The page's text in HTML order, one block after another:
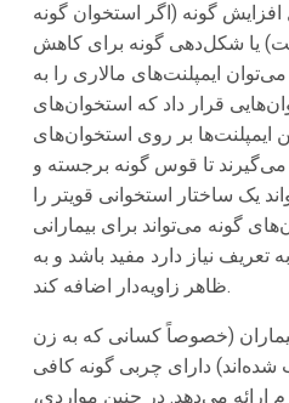
گونه (اگر استخوان گونه
یا شکل‌دهی گونه برای کاهش
ایمپلنت‌های مالاری را به
قرار داد که استخوان‌های
ایمپلنت‌ها بر روی استخوان‌های
می‌گیرند تا قوس گونه برجسته و
یک ساختار استخوانی قویتر را
گونه می‌تواند برای بیمارانی
نیاز دارد مفید باشد و به
ظاهر زاویه‌دار اضافه کند.
(خصوصاً کسانی که به زن
شده‌اند) دارای چربی گونه کافی
ارائه می‌دهد. در چنین مواردی،